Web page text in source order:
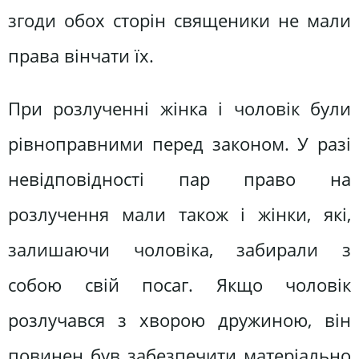
згоди обох сторін священики не мали
права вінчати їх.
При розлученні жінка і чоловік були
рівноправними перед законом. У разі
невідповідності пар право на
розлучення мали також і жінки, які,
залишаючи чоловіка, забирали з
собою свій посаг. Якщо чоловік
розлучався з хворою дружиною, він